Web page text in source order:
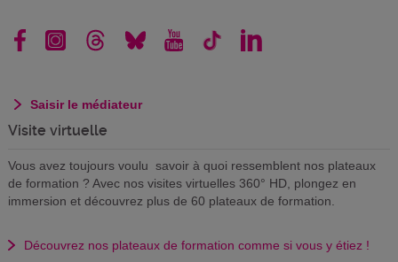
Saisir le médiateur
Visite virtuelle
Vous avez toujours voulu savoir à quoi ressemblent nos plateaux
de formation ? Avec nos visites virtuelles 360° HD, plongez en
immersion et découvrez plus de 60 plateaux de formation.
Découvrez nos plateaux de formation comme si vous y étiez !